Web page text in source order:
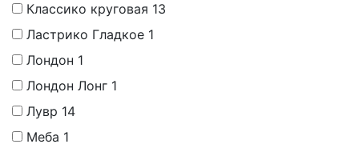
Классико круговая 13
Ластрико Гладкое 1
Лондон 1
Лондон Лонг 1
Лувр 14
Меба 1